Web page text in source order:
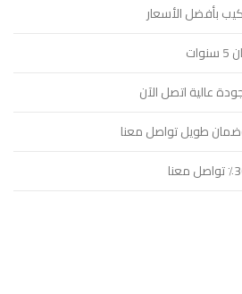
بأفضل الأسعار
عالية اتصل الآن
طويل تواصل معنا